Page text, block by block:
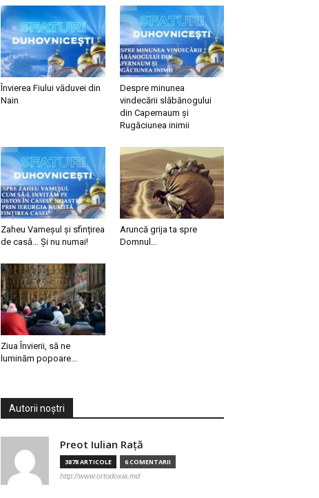
Învierea Fiului văduvei din
Nain
Despre minunea
vindecării slăbănogului
din Capernaum și
Rugăciunea inimii
Zaheu Vameșul și sfințirea
de casă… Și nu numai!
Aruncă grija ta spre
Domnul…
Ziua Învierii, să ne
luminăm popoare…
Autorii noștri
Preot Iulian Raţă
3878 ARTICOLE 6 COMENTARII
http://www.ortodoxia.md